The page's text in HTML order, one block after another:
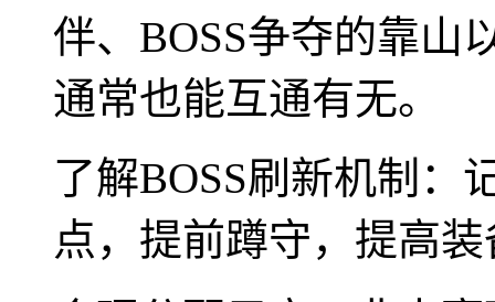
伴、BOSS争夺的靠山
通常也能互通有无。
了解BOSS刷新机制：
点，提前蹲守，提高